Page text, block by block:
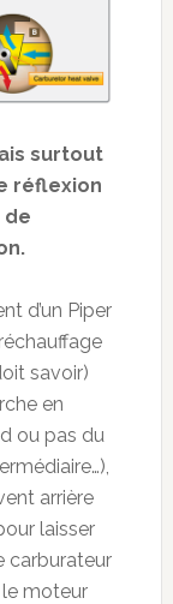
surtout
réflexion
de
d’un Piper
savoir)
en
ou pas du
arrière
laisser
carburateur
moteur